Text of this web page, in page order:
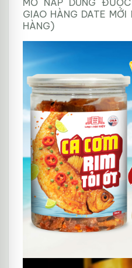
MỞ NẮP DÙNG
GIAO HÀNG DATE
HÀNG)